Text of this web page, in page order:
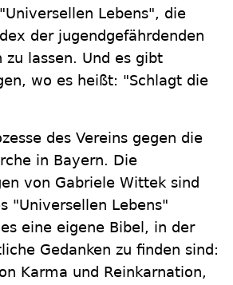
Lebens", die
der jugendgefährdenden
zu lassen. Und es gibt
wo es heißt: "Schlagt die
des Vereins gegen die
in Bayern. Die
von Gabriele Wittek sind
"Universellen Lebens"
eine eigene Bibel, in der
Gedanken zu finden sind:
Karma und Reinkarnation,